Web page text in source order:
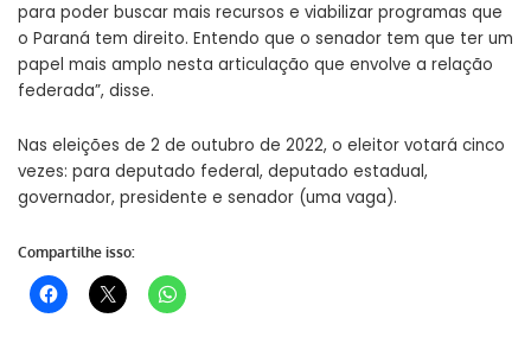
para poder buscar mais recursos e viabilizar programas que
o Paraná tem direito. Entendo que o senador tem que ter um
papel mais amplo nesta articulação que envolve a relação
federada”, disse.
Nas eleições de 2 de outubro de 2022, o eleitor votará cinco
vezes: para deputado federal, deputado estadual,
governador, presidente e senador (uma vaga).
Compartilhe isso: